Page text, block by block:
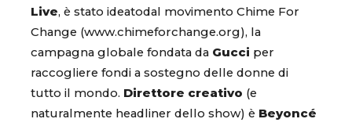
Live, è stato ideatodal movimento Chime For
Change (www.chimeforchange.org), la
campagna globale fondata da Gucci per
raccogliere fondi a sostegno delle donne di
tutto il mondo. Direttore creativo (e
naturalmente headliner dello show) è Beyoncé